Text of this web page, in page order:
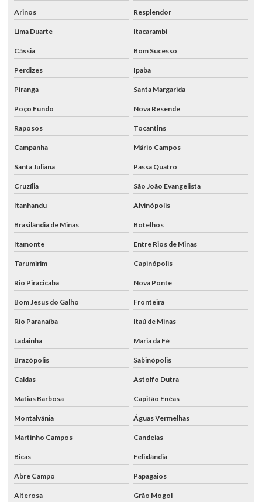
Arinos Resplendor
Lima Duarte Itacarambi
Cássia Bom Sucesso
Perdizes Ipaba
Piranga Santa Margarida
Poço Fundo Nova Resende
Raposos Tocantins
Campanha Mário Campos
Santa Juliana Passa Quatro
Cruzília São João Evangelista
Itanhandu Alvinópolis
Brasilândia de Minas Botelhos
Itamonte Entre Rios de Minas
Tarumirim Capinópolis
Rio Piracicaba Nova Ponte
Bom Jesus do Galho Fronteira
Rio Paranaíba Itaú de Minas
Ladainha Maria da Fé
Brazópolis Sabinópolis
Caldas Astolfo Dutra
Matias Barbosa Capitão Enéas
Montalvânia Águas Vermelhas
Martinho Campos Candeias
Bicas Felixlândia
Abre Campo Papagaios
Alterosa Grão Mogol